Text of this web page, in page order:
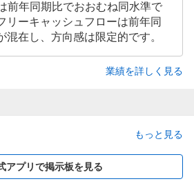
前年同期比でおおむね同水準で
リーキャッシュフローは前年同
混在し、方向感は限定的です。
業績を詳しく見る
もっと見る
アプリで掲示板を見る